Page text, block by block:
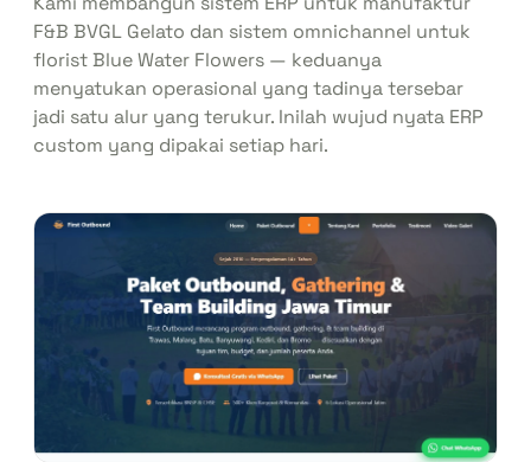
F&B BVGL Gelato dan sistem omnichannel untuk
floristBlue Water Flowers — keduanya
menyatukan operasional yang tadinya tersebar
jadi satu alur yang terukur. Inilah wujud nyata ERP
custom yang dipakai setiap hari.